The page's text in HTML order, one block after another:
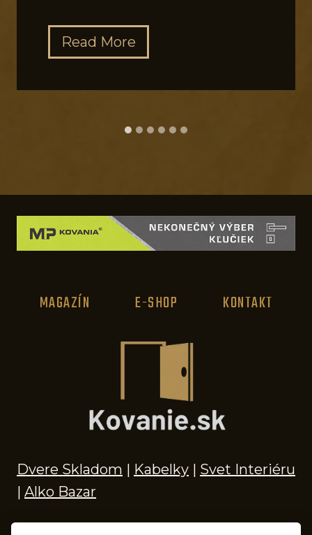
Read More
a
k
y
a
t
i
á
á
k
MAGAZÍN E-SHOP KONTAKT
Dvere Skladom | Kabelky | Svet Interiéru
| Alko Bazar